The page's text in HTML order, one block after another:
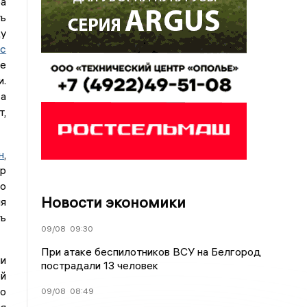
,
Новости экономики
09/08 09:30
При атаке беспилотников ВСУ на Белгород
пострадали 13 человек
09/08 08:49